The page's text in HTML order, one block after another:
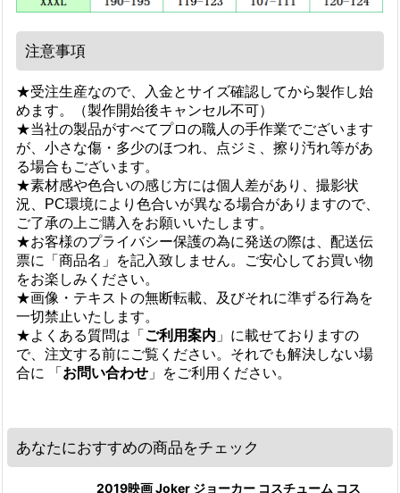
注意事項
★受注生産なので、入金とサイズ確認してから製作し始
めます。（製作開始後キャンセル不可）
★当社の製品がすべてプロの職人の手作業でございます
が、小さな傷・多少のほつれ、点ジミ、擦り汚れ等があ
る場合もございます。
★素材感や色合いの感じ方には個人差があり、撮影状
況、PC環境により色合いが異なる場合がありますので、
ご了承の上ご購入をお願いいたします。
★お客様のプライバシー保護の為に発送の際は、配送伝
票に「商品名」を記入致しません。ご安心してお買い物
をお楽しみください。
★画像・テキストの無断転載、及びそれに準ずる行為を
一切禁止いたします。
★よくある質問は「 ご利用案内 」に載せておりますの
で、注文する前にご覧ください。それでも解決しない場
合に 「 お問い合わせ 」をご利用ください。
あなたにおすすめの商品をチェック
2019映画 Joker ジョーカー コスチューム コス